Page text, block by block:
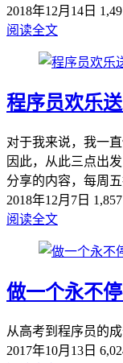
2018年12月14日
阅读全文
程序员欢乐送
对于我来说，我一
因此，从此三点出
分享的内容，每周五
2018年12月7日
阅读全文
做一个永不
从高考到程序员的
2017年10月13日